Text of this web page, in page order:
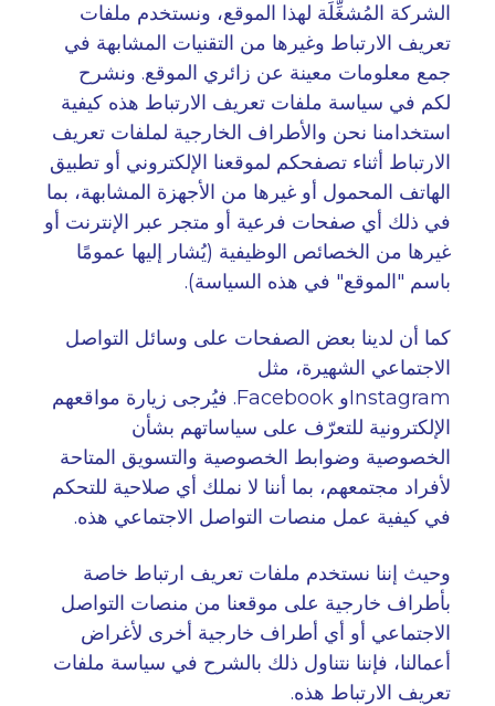
الشركة المُشغِّلَة لهذا الموقع، ونستخدم ملفات
تعريف الارتباط وغيرها من التقنيات المشابهة في
جمع معلومات معينة عن زائري الموقع. ونشرح
لكم في سياسة ملفات تعريف الارتباط هذه كيفية
استخدامنا نحن والأطراف الخارجية لملفات تعريف
الارتباط أثناء تصفحكم لموقعنا الإلكتروني أو تطبيق
الهاتف المحمول أو غيرها من الأجهزة المشابهة، بما
في ذلك أي صفحات فرعية أو متجر عبر الإنترنت أو
غيرها من الخصائص الوظيفية (يُشار إليها عمومًا
باسم "الموقع" في هذه السياسة).
كما أن لدينا بعض الصفحات على وسائل التواصل
الاجتماعي الشهيرة، مثل
Facebook وInstagram.
فيُرجى زيارة مواقعهم
الإلكترونية للتعرّف على سياساتهم بشأن
الخصوصية وضوابط الخصوصية والتسويق المتاحة
لأفراد مجتمعهم، بما أننا لا نملك أي صلاحية للتحكم
في كيفية عمل منصات التواصل الاجتماعي هذه.
وحيث إننا نستخدم ملفات تعريف ارتباط خاصة
بأطراف خارجية على موقعنا من منصات التواصل
الاجتماعي أو أي أطراف خارجية أخرى لأغراض
أعمالنا، فإننا نتناول ذلك بالشرح في سياسة ملفات
تعريف الارتباط هذه.